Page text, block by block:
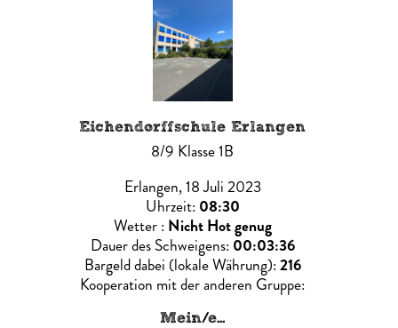
Eichendorffschule Erlangen
8/9 Klasse 1B
Erlangen, 18 Juli 2023
Uhrzeit: 08:30
Wetter : Nicht Hot genug
Dauer des Schweigens: 00:03:36
Bargeld dabei (lokale Währung): 216
Kooperation mit der anderen Gruppe:
Mein/e...